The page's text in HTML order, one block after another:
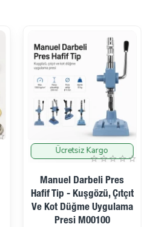
İndirimde
Ücretsiz Kargo
Manuel Darbeli Pres
Hafif Tip - Kuşgözü, Çıtçıt
Ve Kot Düğme Uygulama
Presi M00100